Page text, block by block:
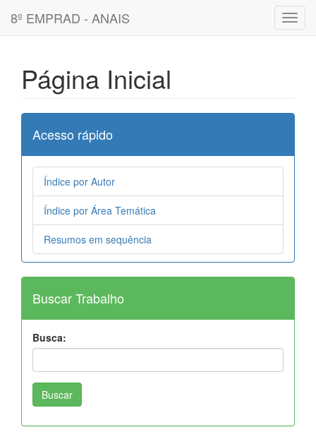
8º EMPRAD - ANAIS
Página Inicial
Acesso rápido
Índice por Autor
Índice por Área Temática
Resumos em sequência
Buscar Trabalho
Busca:
Buscar